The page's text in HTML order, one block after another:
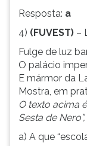
Resposta: a
4) (FUVEST) –
Fulge de luz
O palácio
E mármor da
Mostra, em
O texto acima
Sesta de
a) A que